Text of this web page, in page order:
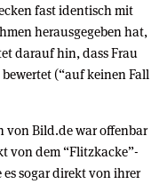
fast identisch mit
herausgegeben hat,
darauf hin, dass Frau
bewertet (“auf keinen Fall
von Bild.de war offenbar
von dem “Flitzkacke”-
es sogar direkt von ihrer